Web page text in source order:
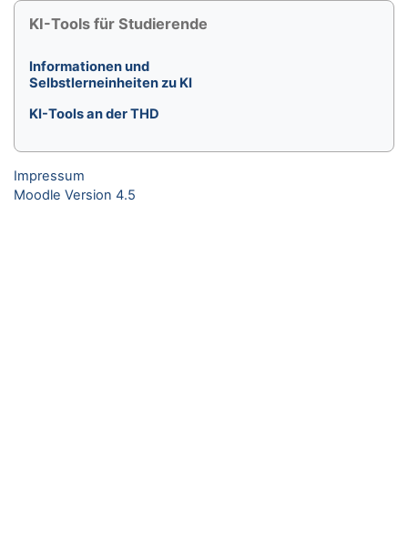
Blöcke
KI-Tools für Studierende überspringen
KI-Tools für Studierende
Informationen und
Selbstlerneinheiten zu KI
KI-Tools an der THD
Impressum
Moodle Version 4.5